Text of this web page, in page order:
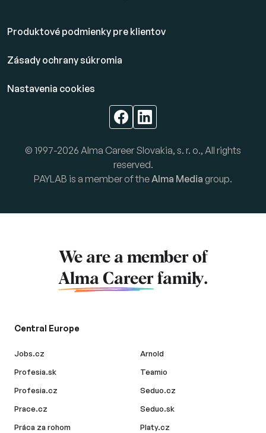
Produktové podmienky pre klientov
Zásady ochrany súkromia
Nastavenia cookies
© 1997-2026 Alma Career Slovakia, s. r. o., All rights
reserved.
PAYLAB is a member of theAlma Media group.
We are a member of
Alma Career family.
Central Europe
Jobs.cz
Profesia.sk
Profesia.cz
Prace.cz
Práca za rohom
Arnold
Teamio
Seduo.cz
Seduo.sk
Platy.cz